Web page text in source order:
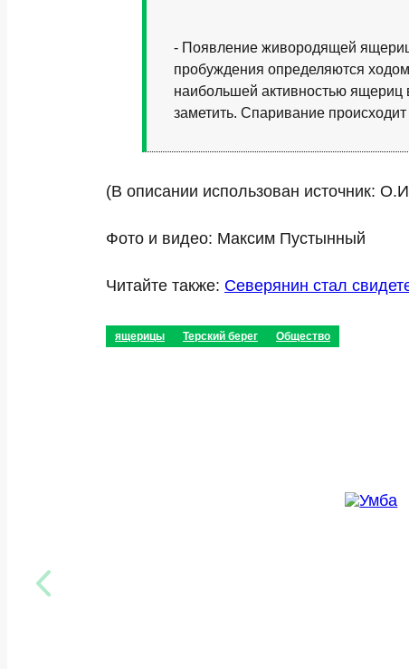
- Появление живородящей
пробуждения определяются
наибольшей активностью ящериц
заметить. Спаривание
(В описании использован источник:
Фото и видео: Максим Пустынный
Читайте также: Северянин стал
ящерицы Терский берег Общество